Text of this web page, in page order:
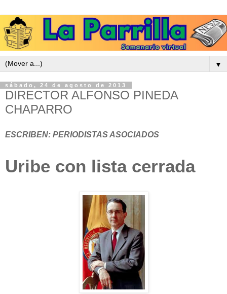
▼
sábado, 24 de agosto de 2013
DIRECTOR ALFONSO PINEDA
CHAPARRO
ESCRIBEN: PERIODISTAS ASOCIADOS
Uribe con lista cerrada